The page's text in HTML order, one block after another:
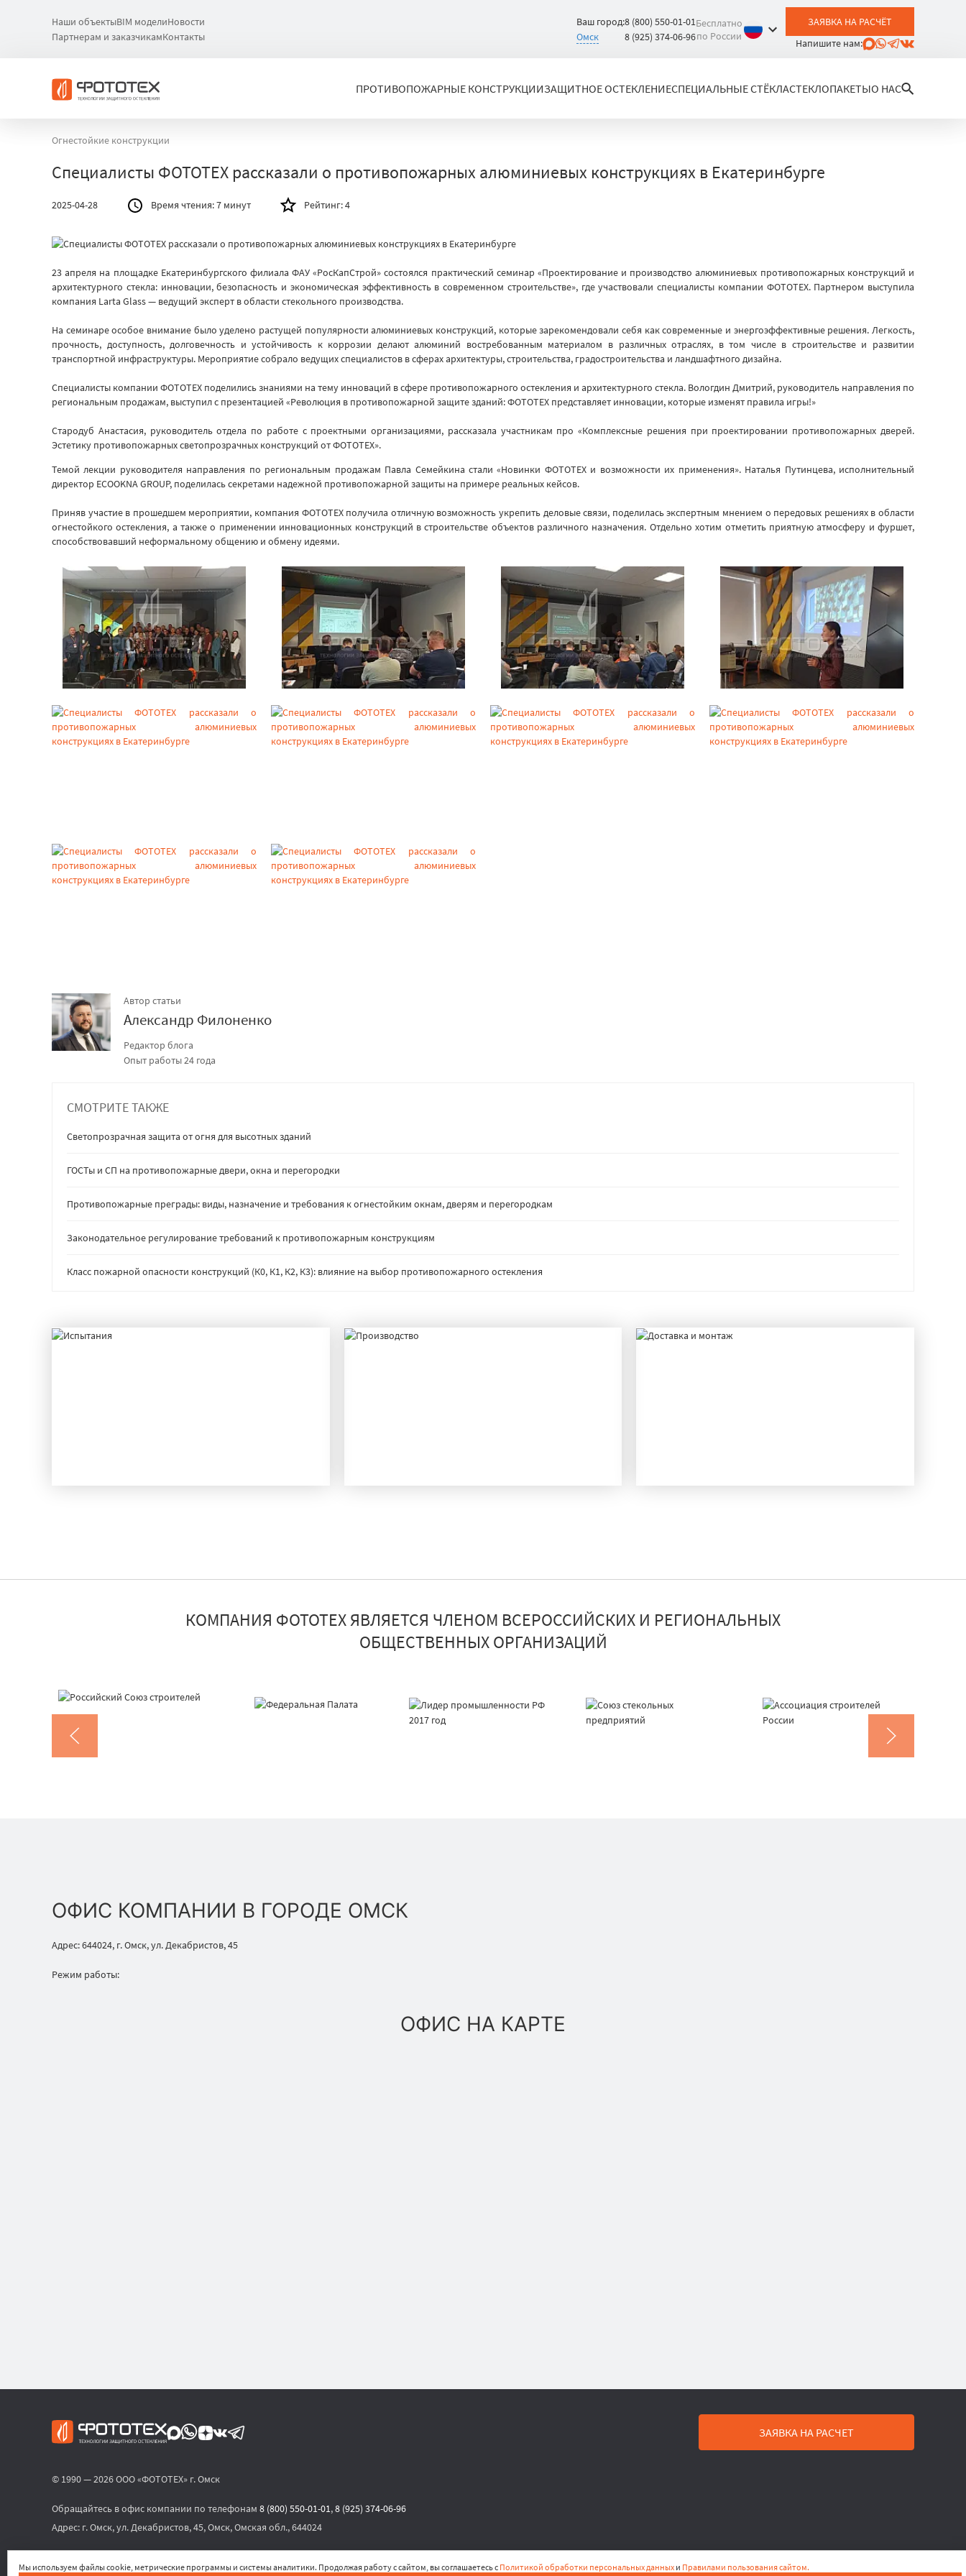
Наши объектыBIM моделиНовости
Партнерам и заказчикамКонтакты
Ваш город:
Омск
8 (800) 550-01-01
8 (925) 374-06-96
Бесплатно
по России
ЗАЯВКА НА РАСЧЁТ
Напишите нам:
ПРОТИВОПОЖАРНЫЕ КОНСТРУКЦИИЗАЩИТНОЕ ОСТЕКЛЕНИЕСПЕЦИАЛЬНЫЕ СТЁКЛАСТЕКЛОПАКЕТЫО НАС
Огнестойкие конструкции
Специалисты ФОТОТЕХ рассказали о противопожарных алюминиевых конструкциях в Екатеринбурге
2025-04-28 Время чтения:7 минут Рейтинг:4
23 апреля на площадке Екатеринбургского филиала ФАУ «РосКапСтрой» состоялся практический семинар «Проектирование и производство алюминиевых противопожарных конструкций и
архитектурного стекла: инновации, безопасность и экономическая эффективность в современном строительстве», где участвовали специалисты компании ФОТОТЕХ. Партнером выступила
компания Larta Glass — ведущий эксперт в области стекольного производства.
На семинаре особое внимание было уделено растущей популярности алюминиевых конструкций, которые зарекомендовали себя как современные и энергоэффективные решения. Легкость,
прочность, доступность, долговечность и устойчивость к коррозии делают алюминий востребованным материалом в различных отраслях, в том числе в строительстве и развитии
транспортной инфраструктуры. Мероприятие собрало ведущих специалистов в сферах архитектуры, строительства, градостроительства и ландшафтного дизайна.
Специалисты компании ФОТОТЕХ поделились знаниями на тему инноваций в сфере противопожарного остекления и архитектурного стекла. Вологдин Дмитрий, руководитель направления по
региональным продажам, выступил с презентацией «Революция в противопожарной защите зданий: ФОТОТЕХ представляет инновации, которые изменят правила игры!»
Стародуб Анастасия, руководитель отдела по работе с проектными организациями, рассказала участникам про «Комплексные решения при проектировании противопожарных дверей.
Эстетику противопожарных светопрозрачных конструкций от ФОТОТЕХ».
Темой лекции руководителя направления по региональным продажам Павла Семейкина стали «Новинки ФОТОТЕХ и возможности их применения». Наталья Путинцева, исполнительный
директор ECOOKNA GROUP, поделилась секретами надежной противопожарной защиты на примере реальных кейсов.
Приняв участие в прошедшем мероприятии, компания ФОТОТЕХ получила отличную возможность укрепить деловые связи, поделилась экспертным мнением о передовых решениях в области
огнестойкого остекления, а также о применении инновационных конструкций в строительстве объектов различного назначения. Отдельно хотим отметить приятную атмосферу и фуршет,
способствовавший неформальному общению и обмену идеями.
Автор статьи
Александр Филоненко
Редактор блога
Опыт работы 24 года
СМОТРИТЕ ТАКЖЕ
Светопрозрачная защита от огня для высотных зданий
ГОСТы и СП на противопожарные двери, окна и перегородки
Противопожарные преграды: виды, назначение и требования к огнестойким окнам, дверям и перегородкам
Законодательное регулирование требований к противопожарным конструкциям
Класс пожарной опасности конструкций (К0, К1, К2, К3): влияние на выбор противопожарного остекления
КОМПАНИЯ ФОТОТЕХ ЯВЛЯЕТСЯ ЧЛЕНОМ ВСЕРОССИЙСКИХ И РЕГИОНАЛЬНЫХ
ОБЩЕСТВЕННЫХ ОРГАНИЗАЦИЙ
ОФИС КОМПАНИИ В ГОРОДЕ ОМСК
Адрес: 644024, г. Омск, ул. Декабристов, 45
Режим работы:
ОФИС НА КАРТЕ
ЗАЯВКА НА РАСЧЕТ
© 1990 — 2026 ООО «ФОТОТЕХ» г. Омск
Обращайтесь в офис компании по телефонам 8 (800) 550-01-01,8 (925) 374-06-96
Адрес: г. Омск, ул. Декабристов, 45, Омск, Омская обл., 644024
или по электронной почте
Мы используем файлы cookie, метрические программы и системы аналитики. Продолжая работу с сайтом, вы соглашаетесь с Политикой обработки персональных данных и Правилами пользования сайтом.